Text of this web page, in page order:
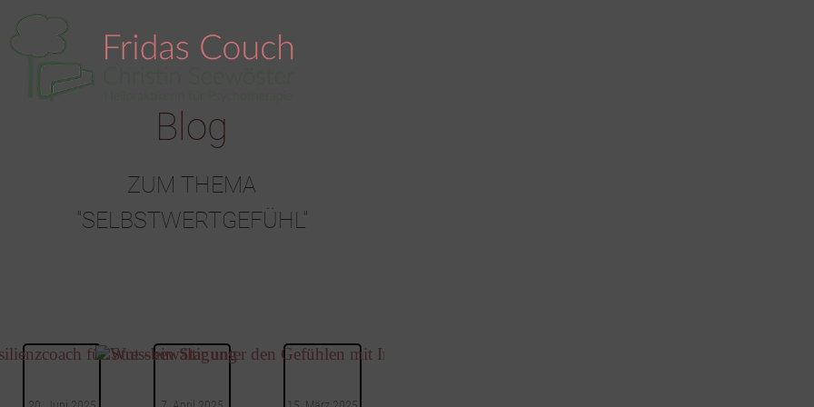
Blog
ZUM THEMA
"SELBSTWERTGEFÜHL"